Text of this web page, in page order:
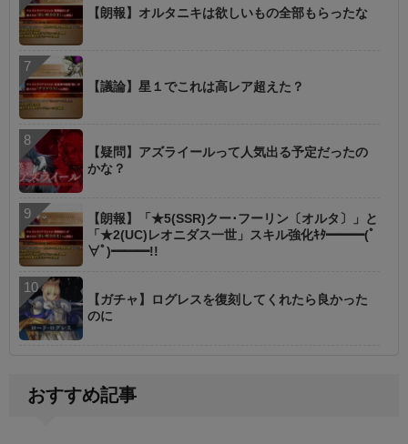
【朗報】オルタニキは欲しいもの全部もらったな
【議論】星１でこれは高レア超えた？
【疑問】アズライールって人気出る予定だったの
かな？
【朗報】「★5(SSR)クー･フーリン〔オルタ〕」と
「★2(UC)レオニダス一世」スキル強化ｷﾀ━━━(ﾟ
∀ﾟ)━━━!!
【ガチャ】ログレスを復刻してくれたら良かった
のに
おすすめ記事